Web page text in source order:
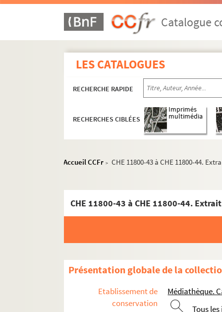
Catalogue
LES CATALOGUES
RECHERCHE RAPIDE
RECHERCHES CIBLÉES
Imprimés
multimédia
Accueil CCFr > CHE 11800-43 à CHE 11800-44.
Présentation globale de la
Etablissement de
conservation
Médiathèque.
Tous